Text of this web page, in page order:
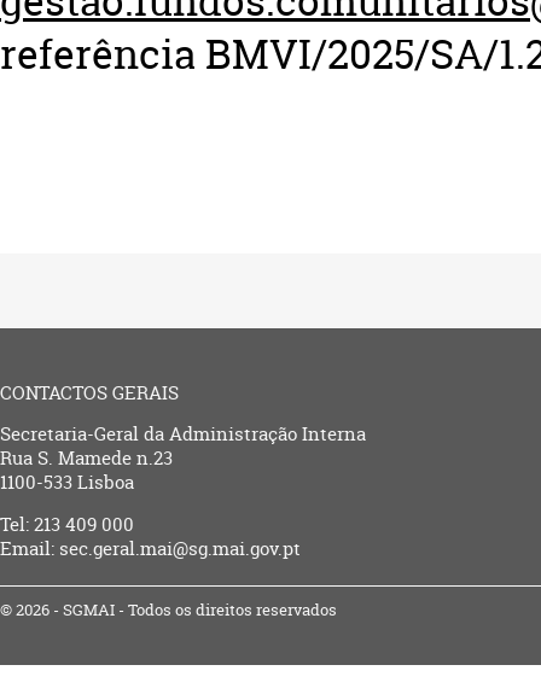
referência BMVI/2025/SA/
CONTACTOS GERAIS
Secretaria-Geral da Administração Interna
Rua S. Mamede n.23
1100-533 Lisboa
Tel: 213 409 000
Email: sec.geral.mai@sg.mai.gov.pt
© 2026 - SGMAI - Todos os direitos reservados